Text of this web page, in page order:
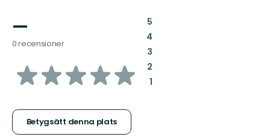
—
0 recensioner
av
stjärnor
Betygsätt denna plats
5:
4:
3:
2:
1: